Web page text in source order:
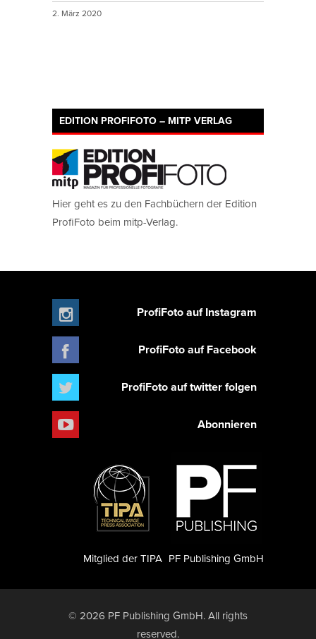
2. März 2020
EDITION PROFIFOTO – MITP VERLAG
Hier geht es zu den Fachbüchern der Edition
ProfiFoto beim mitp-Verlag.
ProfiFoto auf Instagram
ProfiFoto auf Facebook
ProfiFoto auf twitter folgen
Abonnieren
PF Publishing GmbH
Mitglied der TIPA
© 2026 PF Publishing GmbH. All rights
reserved.